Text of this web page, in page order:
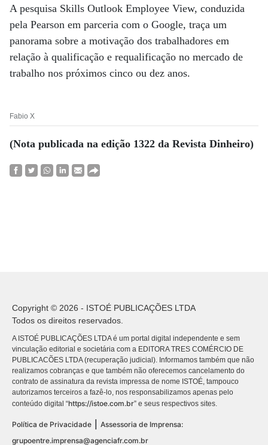
A pesquisa Skills Outlook Employee View, conduzida
pela Pearson em parceria com o Google, traça um
panorama sobre a motivação dos trabalhadores em
relação à qualificação e requalificação no mercado de
trabalho nos próximos cinco ou dez anos.
Fabio X
(Nota publicada na edição 1322 da Revista Dinheiro)
Copyright © 2026 - ISTOÉ PUBLICAÇÕES LTDA
Todos os direitos reservados.
A ISTOÉ PUBLICAÇÕES LTDA é um portal digital independente e sem
vinculação editorial e societária com a EDITORA TRES COMÉRCIO DE
PUBLICACÕES LTDA (recuperação judicial). Informamos também que não
realizamos cobranças e que também não oferecemos cancelamento do
contrato de assinatura da revista impressa de nome ISTOÉ, tampouco
autorizamos terceiros a fazê-lo, nos responsabilizamos apenas pelo
conteúdo digital “https://istoe.com.br” e seus respectivos sites.
Política de Privacidade
Assessoria de Imprensa:
grupoentre.imprensa@agenciafr.com.br